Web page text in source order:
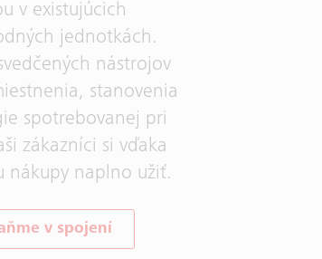
v existujúcich
jednotkách.
nástrojov
stanovenia
spotrebovanej pri
zákazníci si vďaka
nákupy naplno užiť.
v spojení